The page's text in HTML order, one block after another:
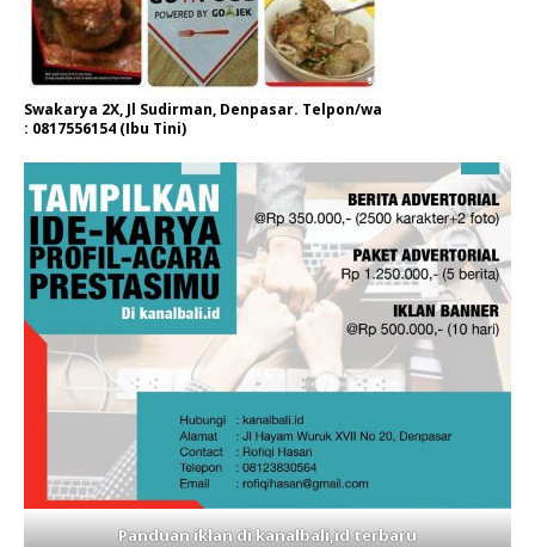
Swakarya 2X, Jl Sudirman, Denpasar. Telpon/wa
: 0817556154 (Ibu Tini)
Panduan iklan di kanalbali,id terbaru